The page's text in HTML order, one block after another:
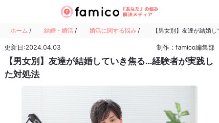
ホーム / 結婚・婚活 / 婚活に関する悩み / 【男女別】友達が結婚
更新日:2024.04.03 制作：famico編集部
【男女別】友達が結婚していき焦る…経験者が実践し
た対処法